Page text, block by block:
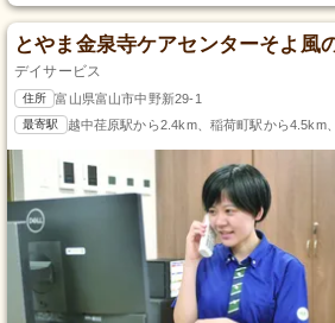
とやま金泉寺ケアセンターそよ風
デイサービス
住所 富山県富山市中野新29-1
最寄駅 越中荏原駅から2.4km、稲荷町駅から4.5km